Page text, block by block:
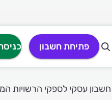
פתיחת חשבון
חשבון עסקי לספקי הרשויות